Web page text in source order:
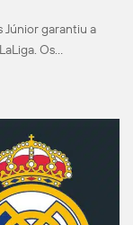
Júnior garantiu a
Os…